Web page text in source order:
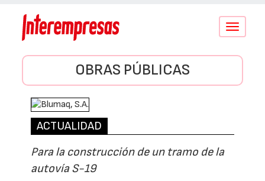
Conmutar
OBRAS PÚBLICAS
ACTUALIDAD
Para la construcción de un tramo de la
autovía S-19